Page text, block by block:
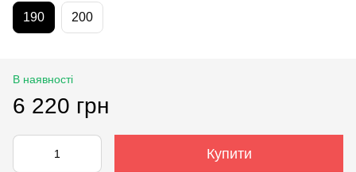
190 200
В наявності
6 220 грн
Купити